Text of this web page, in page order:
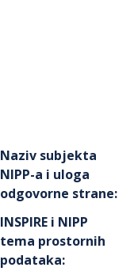
Naziv subjekta
NIPP-a i uloga
odgovorne strane:
INSPIRE i NIPP
tema prostornih
podataka: